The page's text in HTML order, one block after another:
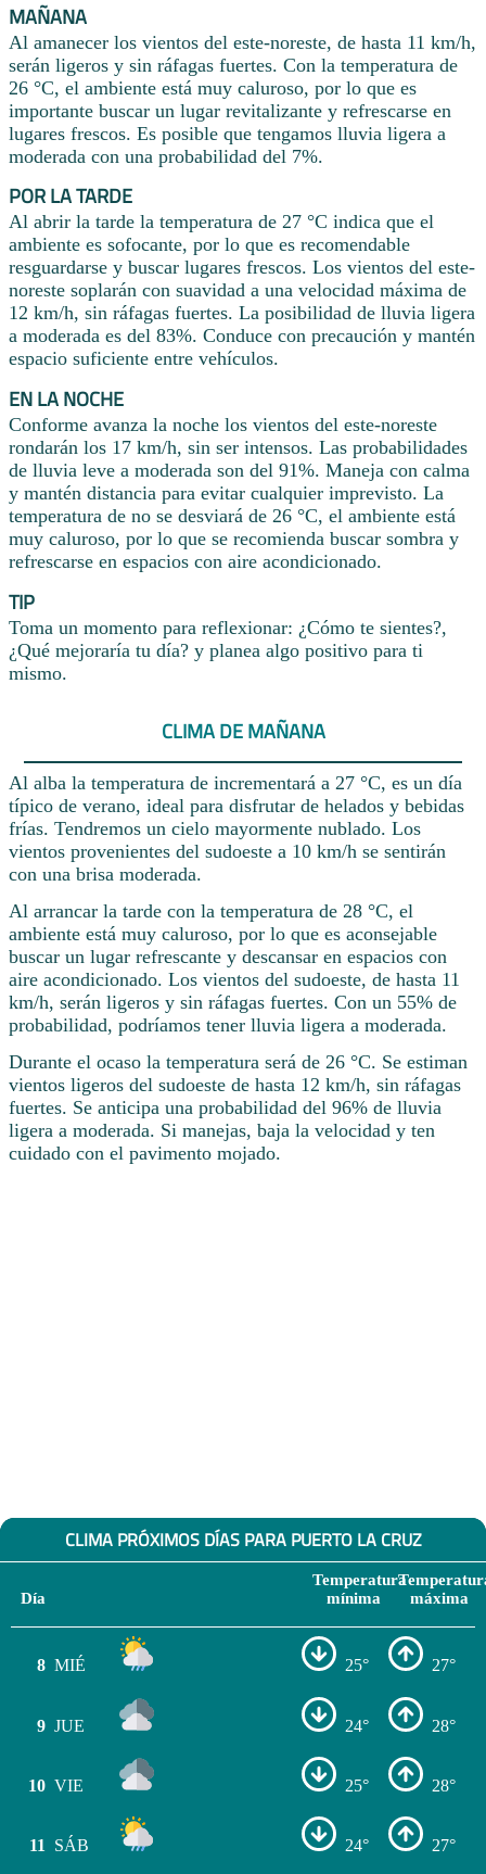
MAÑANA
Al amanecer los vientos del este-noreste, de hasta 11 km/h,
serán ligeros y sin ráfagas fuertes. Con la temperatura de
26 °C, el ambiente está muy caluroso, por lo que es
importante buscar un lugar revitalizante y refrescarse en
lugares frescos. Es posible que tengamos lluvia ligera a
moderada con una probabilidad del 7%.
POR LA TARDE
Al abrir la tarde la temperatura de 27 °C indica que el
ambiente es sofocante, por lo que es recomendable
resguardarse y buscar lugares frescos. Los vientos del este-
noreste soplarán con suavidad a una velocidad máxima de
12 km/h, sin ráfagas fuertes. La posibilidad de lluvia ligera
a moderada es del 83%. Conduce con precaución y mantén
espacio suficiente entre vehículos.
EN LA NOCHE
Conforme avanza la noche los vientos del este-noreste
rondarán los 17 km/h, sin ser intensos. Las probabilidades
de lluvia leve a moderada son del 91%. Maneja con calma
y mantén distancia para evitar cualquier imprevisto. La
temperatura de no se desviará de 26 °C, el ambiente está
muy caluroso, por lo que se recomienda buscar sombra y
refrescarse en espacios con aire acondicionado.
TIP
Toma un momento para reflexionar: ¿Cómo te sientes?,
¿Qué mejoraría tu día? y planea algo positivo para ti
mismo.
CLIMA DE MAÑANA
Al alba la temperatura de incrementará a 27 °C, es un día
típico de verano, ideal para disfrutar de helados y bebidas
frías. Tendremos un cielo mayormente nublado. Los
vientos provenientes del sudoeste a 10 km/h se sentirán
con una brisa moderada.
Al arrancar la tarde con la temperatura de 28 °C, el
ambiente está muy caluroso, por lo que es aconsejable
buscar un lugar refrescante y descansar en espacios con
aire acondicionado. Los vientos del sudoeste, de hasta 11
km/h, serán ligeros y sin ráfagas fuertes. Con un 55% de
probabilidad, podríamos tener lluvia ligera a moderada.
Durante el ocaso la temperatura será de 26 °C. Se estiman
vientos ligeros del sudoeste de hasta 12 km/h, sin ráfagas
fuertes. Se anticipa una probabilidad del 96% de lluvia
ligera a moderada. Si manejas, baja la velocidad y ten
cuidado con el pavimento mojado.
CLIMA PRÓXIMOS DÍAS PARA PUERTO LA CRUZ
Día
Temperatura
mínima
máxima
8 MIÉ 25° 27°
9 JUE 24° 28°
10 VIE 25° 28°
11 SÁB 24° 27°